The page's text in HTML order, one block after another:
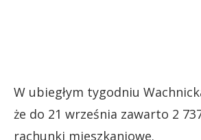
W ubiegłym tygodniu
że do 21 września zawarto 2
rachunki mieszkaniowe.